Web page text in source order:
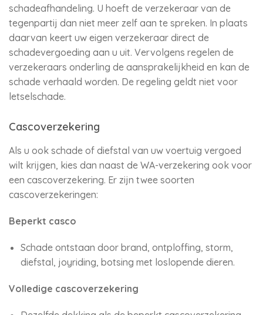
schadeafhandeling. U hoeft de verzekeraar van de
tegenpartij dan niet meer zelf aan te spreken. In plaats
daarvan keert uw eigen verzekeraar direct de
schadevergoeding aan u uit. Vervolgens regelen de
verzekeraars onderling de aansprakelijkheid en kan de
schade verhaald worden. De regeling geldt niet voor
letselschade.
Cascoverzekering
Als u ook schade of diefstal van uw voertuig vergoed
wilt krijgen, kies dan naast de WA-verzekering ook voor
een cascoverzekering. Er zijn twee soorten
cascoverzekeringen:
Beperkt casco
Schade ontstaan door brand, ontploffing, storm,
diefstal, joyriding, botsing met loslopende dieren.
Volledige cascoverzekering